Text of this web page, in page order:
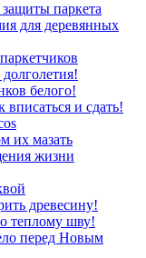
паркета
для деревянных
белого!
вписаться и сдать!
их мазать
жизни
древесину!
теплому шву!
перед Новым